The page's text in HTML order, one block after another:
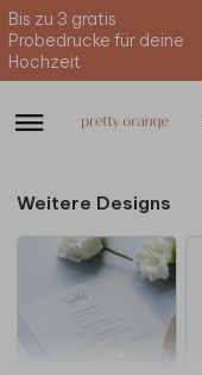
Bis zu 3 gratis
Probedrucke für deine
Hochzeit
Weitere Designs